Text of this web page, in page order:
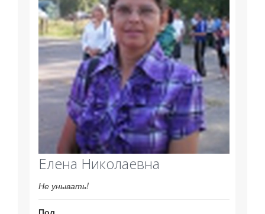
Елена Николаевна
Не унывать!
Пол